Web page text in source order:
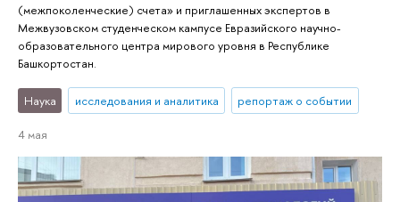
(межпоколенческие) счета» и приглашенных экспертов в
Межвузовском студенческом кампусе Евразийского научно-
образовательного центра мирового уровня в Республике
Башкортостан.
Наука исследования и аналитика репортаж о событии
4 мая